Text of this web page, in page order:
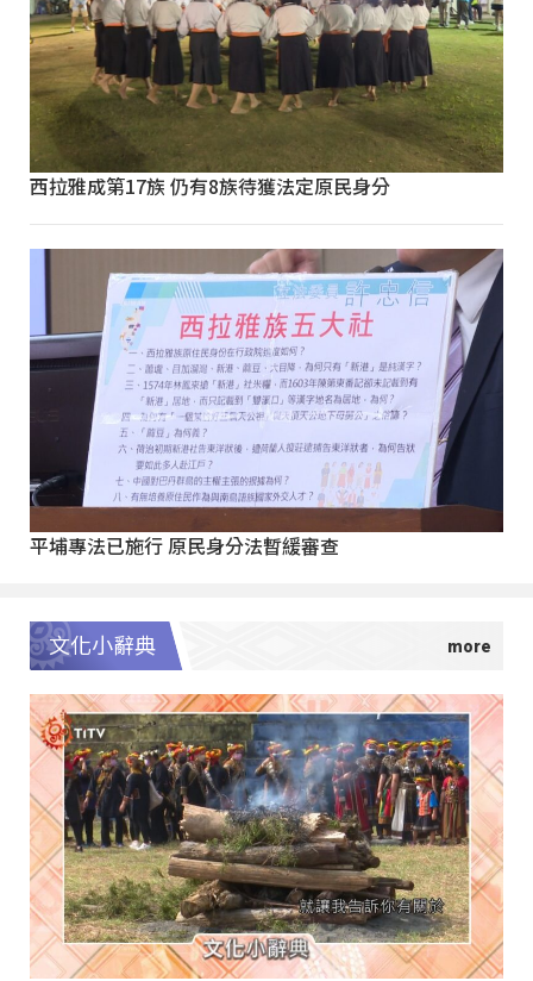
西拉雅成第17族 仍有8族待獲法定原民身分
平埔專法已施行 原民身分法暫緩審查
文化小辭典